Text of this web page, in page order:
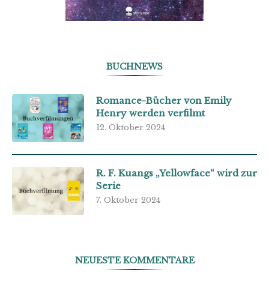
BUCHNEWS
Romance-Bücher von Emily
Henry werden verfilmt
12. Oktober 2024
R. F. Kuangs „Yellowface“ wird zur
Serie
7. Oktober 2024
NEUESTE KOMMENTARE